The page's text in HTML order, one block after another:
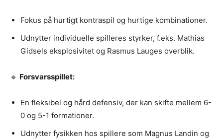
Fokus på hurtigt kontraspil og hurtige kombinationer.
Udnytter individuelle spilleres styrker, f.eks. Mathias
Gidsels eksplosivitet og Rasmus Lauges overblik.
🔹 Forsvarsspillet:
En fleksibel og hård defensiv, der kan skifte mellem 6-
0 og 5-1 formationer.
Udnytter fysikken hos spillere som Magnus Landin og